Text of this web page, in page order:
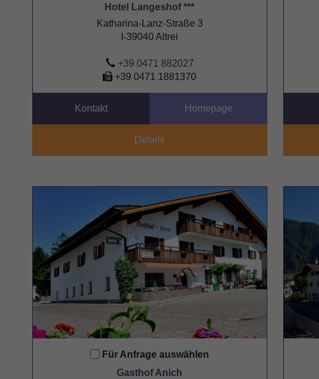
Hotel Langeshof ***
Katharina-Lanz-Straße 3
I-39040 Altrei
+39 0471 882027
+39 0471 1881370
Kontakt Homepage
Details
Für Anfrage auswählen
Gasthof Anich